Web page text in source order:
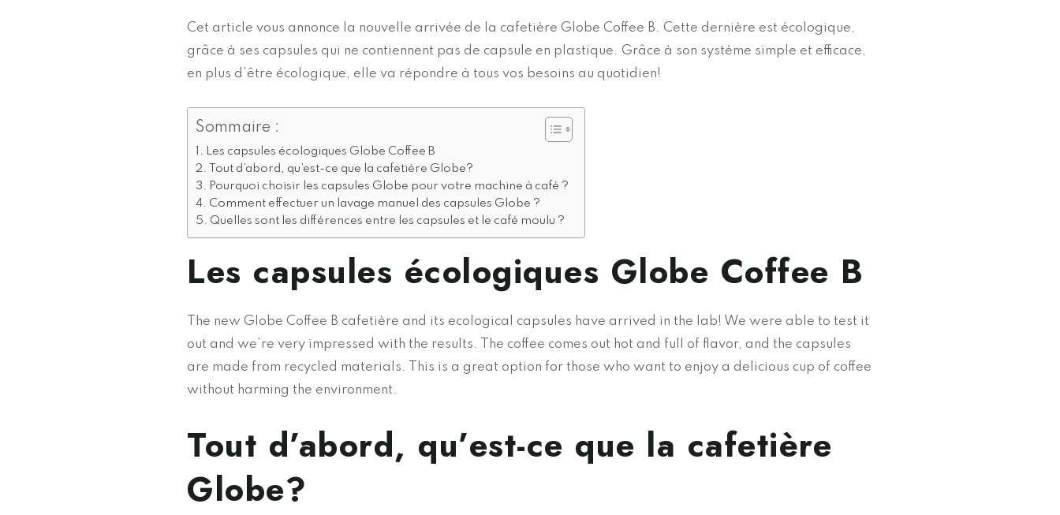
Cet article vous annonce la nouvelle arrivée de la cafetière Globe Coffee B. Cette dernière est écologique,
grâce à ses capsules qui ne contiennent pas de capsule en plastique. Grâce à son système simple et efficace,
en plus d’être écologique, elle va répondre à tous vos besoins au quotidien!
Sommaire :
Les capsules écologiques Globe Coffee B
Tout d’abord, qu’est-ce que la cafetière Globe?
Pourquoi choisir les capsules Globe pour votre machine à café ?
Comment effectuer un lavage manuel des capsules Globe ?
Quelles sont les différences entre les capsules et le café moulu ?
Les capsules écologiques Globe Coffee B
The new Globe Coffee B cafetière and its ecological capsules have arrived in the lab! We were able to test it
out and we’re very impressed with the results. The coffee comes out hot and full of flavor, and the capsules
are made from recycled materials. This is a great option for those who want to enjoy a delicious cup of coffee
without harming the environment.
Tout d’abord, qu’est-ce que la cafetière
Globe?